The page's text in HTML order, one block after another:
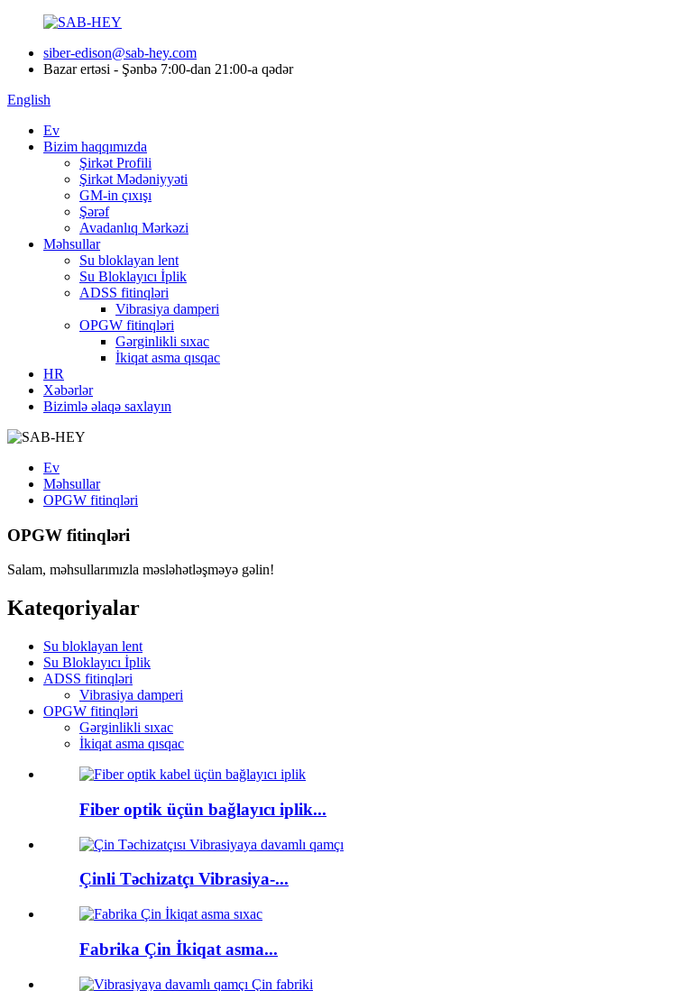
siber-edison@sab-hey.com
Bazar ertəsi - Şənbə 7:00-dan 21:00-a qədər
English
Ev
Bizim haqqımızda
Şirkət Profili
Şirkət Mədəniyyəti
GM-in çıxışı
Şərəf
Avadanlıq Mərkəzi
Məhsullar
Su bloklayan lent
Su Bloklayıcı İplik
ADSS fitinqləri
Vibrasiya damperi
OPGW fitinqləri
Gərginlikli sıxac
İkiqat asma qısqac
HR
Xəbərlər
Bizimlə əlaqə saxlayın
Ev
Məhsullar
OPGW fitinqləri
OPGW fitinqləri
Salam, məhsullarımızla məsləhətləşməyə gəlin!
Kateqoriyalar
Su bloklayan lent
Su Bloklayıcı İplik
ADSS fitinqləri
Vibrasiya damperi
OPGW fitinqləri
Gərginlikli sıxac
İkiqat asma qısqac
Fiber optik üçün bağlayıcı iplik...
Çinli Təchizatçı Vibrasiya-...
Fabrika Çin İkiqat asma...